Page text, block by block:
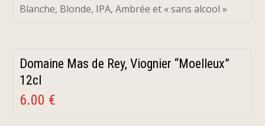
Blanche, Blonde, IPA, Ambrée et « sans alcool »
Domaine Mas de Rey, Viognier “Moelleux”
12cl
6.00 €